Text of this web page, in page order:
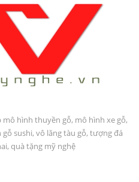
mô hình thuyền gỗ, mô hình xe gỗ,
sushi, vô lăng tàu gỗ, tượng đá
quà tặng mỹ nghệ